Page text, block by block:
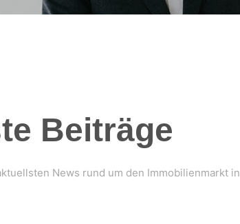
Beiträge
News rund um den Immobilienmarkt in